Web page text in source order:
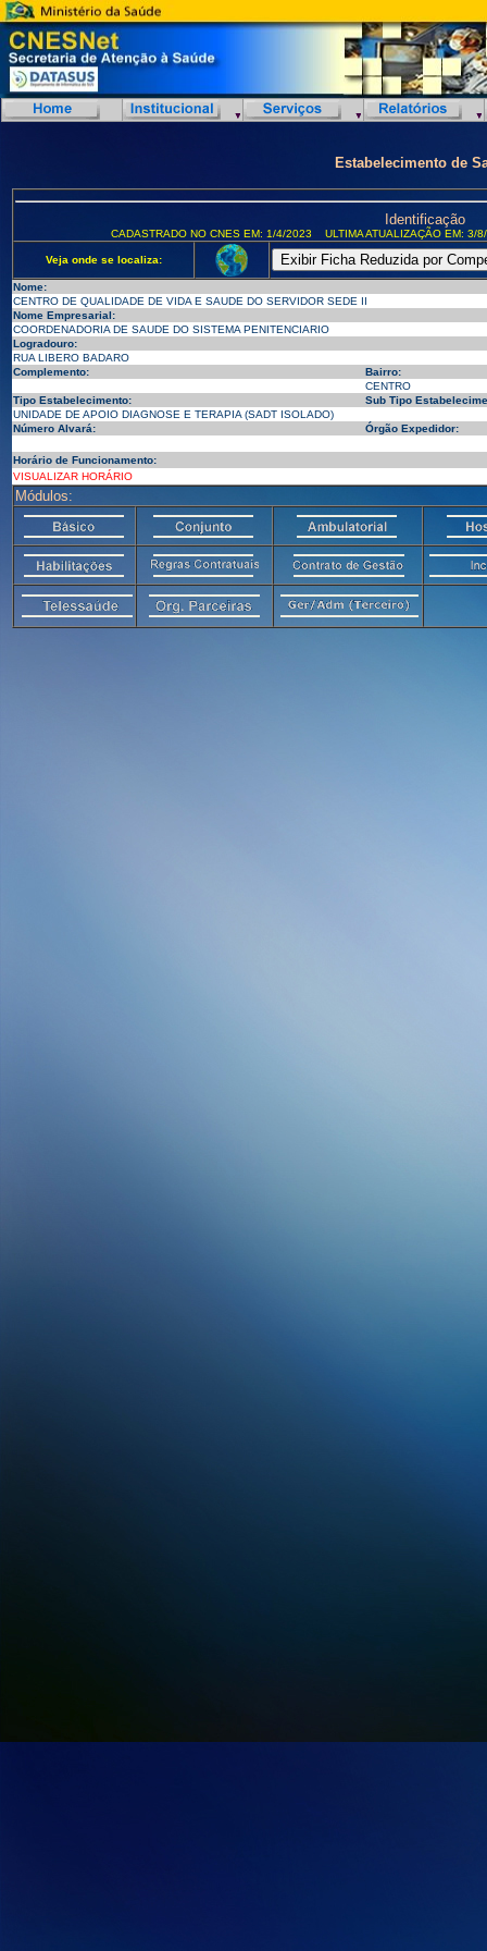
Estabelecimento de
Identificação
CADASTRADO NO CNES EM: 1/4/2023 ULTIMA ATUALIZAÇÃO EM:
Veja onde se localiza:
Nome:
CENTRO DE QUALIDADE DE VIDA E SAUDE DO SERVIDOR SEDE II
Nome Empresarial:
COORDENADORIA DE SAUDE DO SISTEMA PENITENCIARIO
Logradouro:
RUA LIBERO BADARO
Complemento:
Bairro:
CENTRO
Tipo Estabelecimento:
Sub Tipo
UNIDADE DE APOIO DIAGNOSE E TERAPIA (SADT ISOLADO)
Número Alvará:
Órgão Expedidor:
Horário de Funcionamento:
VISUALIZAR HORÁRIO
Módulos: